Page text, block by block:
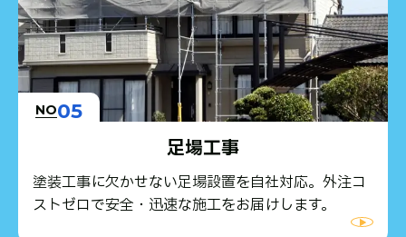
NO05
足場工事
塗装工事に欠かせない足場設置を自社対応。外注コ
ストゼロで安全・迅速な施工をお届けします。